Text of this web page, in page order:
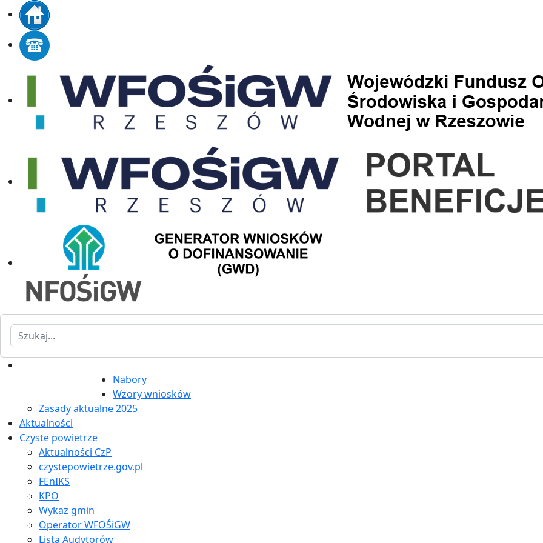
Szukaj
Nabory
Wzory wniosków
Zasady aktualne 2025
Aktualności
Czyste powietrze
Aktualności CzP
czystepowietrze.gov.pl
FEnIKS
KPO
Wykaz gmin
Operator WFOŚiGW
Lista Audytorów